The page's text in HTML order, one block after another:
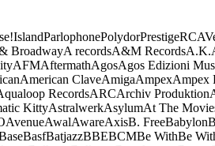
IslandParlophonePolydorPrestigeRCA
BroadwayA recordsA&M Records
AFMAftermathAgosAgos Edizioni
American ClaveAmigaAmpexAmpex
RecordsARCArchiv Produktion
KittyAstralwerkAsylumAt The
AvenueAwalAwareAxisB. FreeBabylon
BasfBatjazzBBEBCMBe WithBe